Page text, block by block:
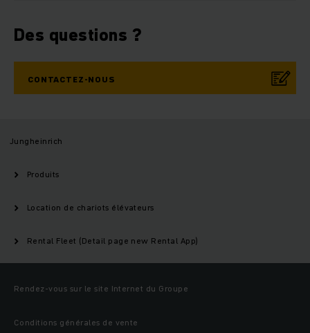
Des questions ?
CONTACTEZ-NOUS
Jungheinrich
Produits
Location de chariots élévateurs
Rental Fleet (Detail page new Rental App)
Rendez-vous sur le site Internet du Groupe
Conditions générales de vente